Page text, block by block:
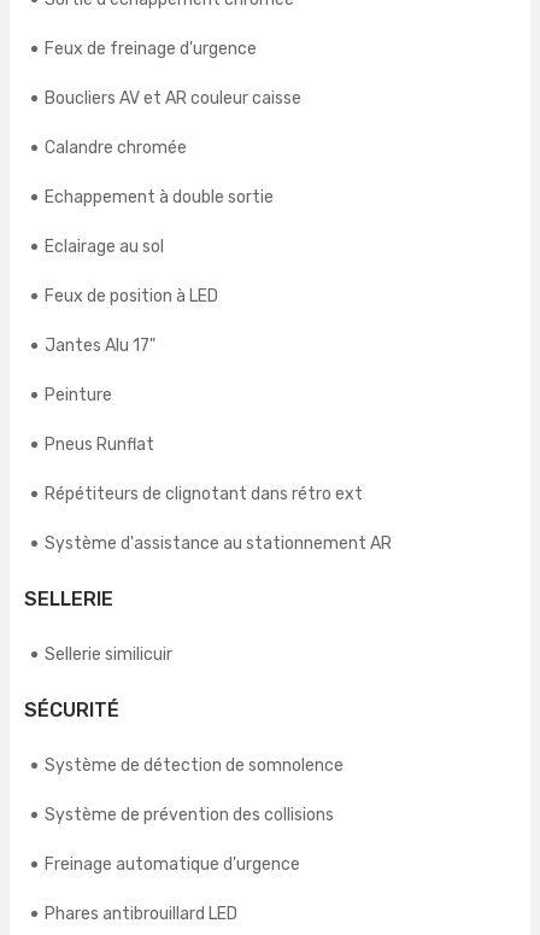
Feux de freinage d'urgence
Boucliers AV et AR couleur caisse
Calandre chromée
Echappement à double sortie
Eclairage au sol
Feux de position à LED
Jantes Alu 17"
Peinture
Pneus Runflat
Répétiteurs de clignotant dans rétro ext
Système d'assistance au stationnement AR
SELLERIE
Sellerie similicuir
SÉCURITÉ
Système de détection de somnolence
Système de prévention des collisions
Freinage automatique d'urgence
Phares antibrouillard LED